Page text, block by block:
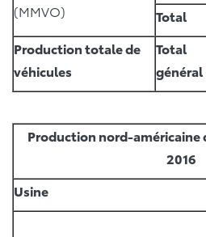
(MMVO)
Total
Production totale de
véhicules
Total
général
Production nord-américaine
2016
Usine